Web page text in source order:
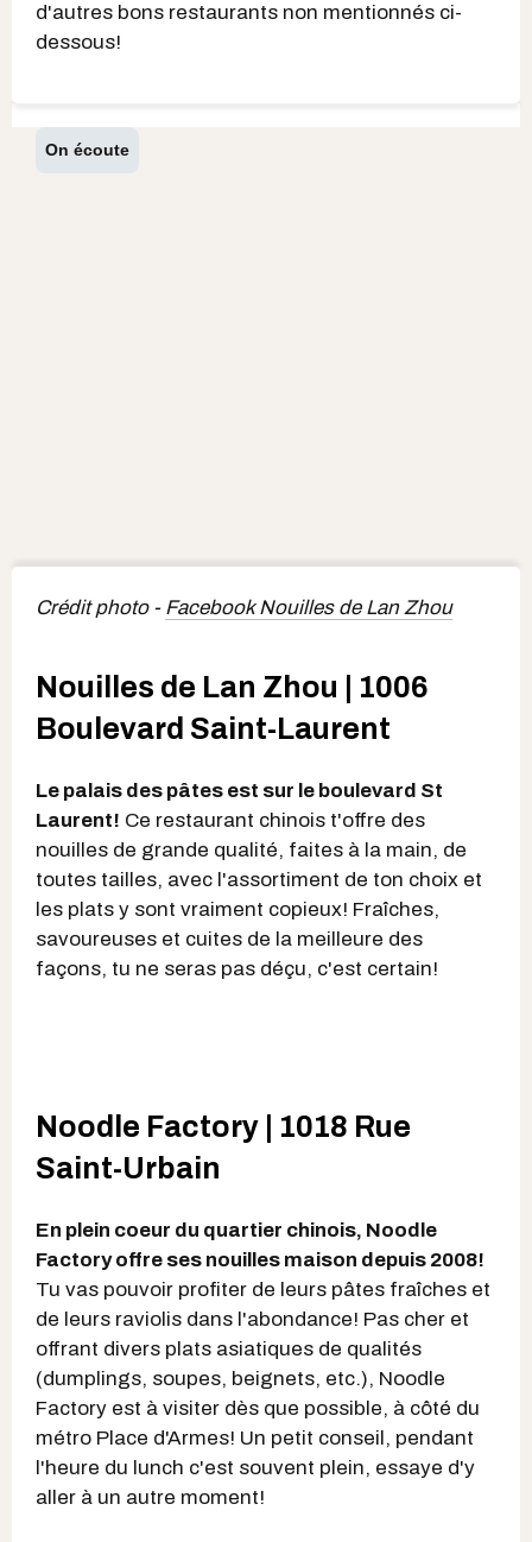
d'autres bons restaurants non mentionnés ci-
dessous!
On écoute
Crédit photo - Facebook Nouilles de Lan Zhou
Nouilles de Lan Zhou | 1006
Boulevard Saint-Laurent
Le palais des pâtes est sur le boulevard St
Laurent! Ce restaurant chinois t'offre des
nouilles de grande qualité, faites à la main, de
toutes tailles, avec l'assortiment de ton choix et
les plats y sont vraiment copieux! Fraîches,
savoureuses et cuites de la meilleure des
façons, tu ne seras pas déçu, c'est certain!
Noodle Factory | 1018 Rue
Saint-Urbain
En plein coeur du quartier chinois, Noodle
Factory offre ses nouilles maison depuis 2008!
Tu vas pouvoir profiter de leurs pâtes fraîches et
de leurs raviolis dans l'abondance! Pas cher et
offrant divers plats asiatiques de qualités
(dumplings, soupes, beignets, etc.), Noodle
Factory est à visiter dès que possible, à côté du
métro Place d'Armes! Un petit conseil, pendant
l'heure du lunch c'est souvent plein, essaye d'y
aller à un autre moment!